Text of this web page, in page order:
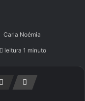
Carla Noémia
leitura 1 minuto